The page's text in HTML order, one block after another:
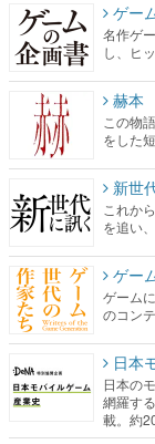
ゲー
名作ゲ
し、ヒ
赫本
この物
をした
新世
これか
を追い
ゲー
ゲーム
のコン
日本
日本の
網羅す
載。約